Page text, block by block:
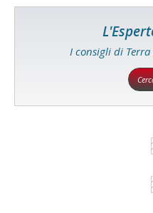
I consigli di